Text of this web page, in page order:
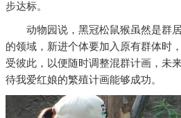
步达标。
动物园说，黑冠松鼠猴虽然是群
的领域，新进个体要加入原有群体时
受彼此，以便随时调整混群计画，未
待我爱红娘的繁殖计画能够成功。